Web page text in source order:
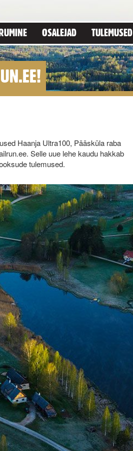
OSALEJAD TULEMUSED
Haanja Ultra100, Pääsküla raba
Selle uue lehe kaudu hakkab
tulemused.